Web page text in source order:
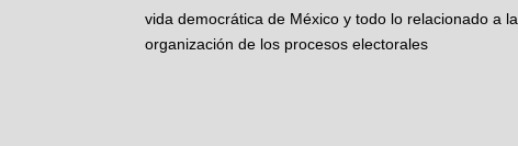
vida democrática de México y todo lo relacionado a la
organización de los procesos electorales